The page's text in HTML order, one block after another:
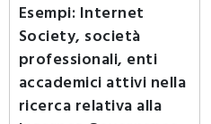
Esempi: Internet
Society, società
professionali, enti
accademici attivi nella
ricerca relativa alla